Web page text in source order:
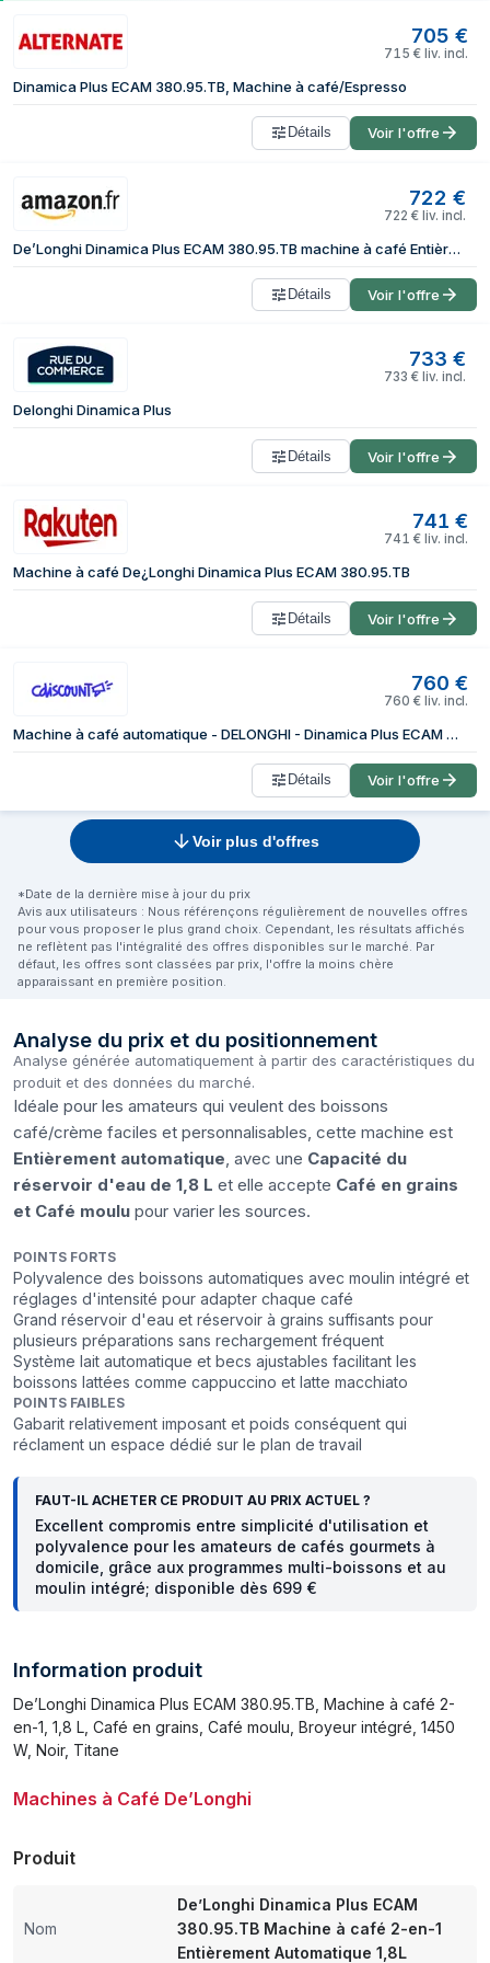
705 €
715 € liv. incl.
Dinamica Plus ECAM 380.95.TB, Machine à café/Espresso
Détails Voir l'offre
722 €
722 € liv. incl.
De’Longhi Dinamica Plus ECAM 380.95.TB machine à café Entièrement automatique Machine à café 2-en-1 1,8 L
Détails Voir l'offre
733 €
733 € liv. incl.
Delonghi Dinamica Plus
Détails Voir l'offre
741 €
741 € liv. incl.
Machine à café De¿Longhi Dinamica Plus ECAM 380.95.TB
Détails Voir l'offre
760 €
760 € liv. incl.
Machine à café automatique - DELONGHI - Dinamica Plus ECAM 380.95.TB - 18 L - 15 bar - LatteCrema
Détails Voir l'offre
Voir plus d'offres
*Date de la dernière mise à jour du prix
Avis aux utilisateurs : Nous référençons régulièrement de nouvelles offres
pour vous proposer le plus grand choix. Cependant, les résultats affichés
ne reflètent pas l'intégralité des offres disponibles sur le marché. Par
défaut, les offres sont classées par prix, l'offre la moins chère
apparaissant en première position.
Analyse du prix et du positionnement
Analyse générée automatiquement à partir des caractéristiques du
produit et des données du marché.
Idéale pour les amateurs qui veulent des boissons
café/crème faciles et personnalisables, cette machine est
Entièrement automatique , avec une Capacité du
réservoir d'eau de 1,8 L et elle accepte Café en grains
et Café moulu pour varier les sources.
POINTS FORTS
Polyvalence des boissons automatiques avec moulin intégré et
réglages d'intensité pour adapter chaque café
Grand réservoir d'eau et réservoir à grains suffisants pour
plusieurs préparations sans rechargement fréquent
Système lait automatique et becs ajustables facilitant les
boissons lattées comme cappuccino et latte macchiato
POINTS FAIBLES
Gabarit relativement imposant et poids conséquent qui
réclament un espace dédié sur le plan de travail
FAUT-IL ACHETER CE PRODUIT AU PRIX ACTUEL ?
Excellent compromis entre simplicité d'utilisation et
polyvalence pour les amateurs de cafés gourmets à
domicile, grâce aux programmes multi-boissons et au
moulin intégré; disponible dès 699 €
Information produit
De’Longhi Dinamica Plus ECAM 380.95.TB, Machine à café 2-
en-1, 1,8 L, Café en grains, Café moulu, Broyeur intégré, 1450
W, Noir, Titane
Machines à Café De’Longhi
Produit
Nom
De’Longhi Dinamica Plus ECAM
380.95.TB Machine à café 2-en-1
Entièrement Automatique 1,8L